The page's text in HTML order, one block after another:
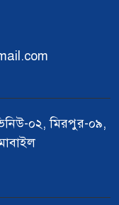
০২, মিরপুর-০৯,